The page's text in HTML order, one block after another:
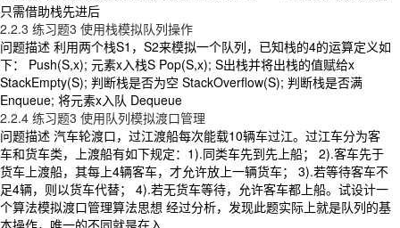
只需借助栈先进后
2.2.3 练习题3 使用栈模拟队列操作
问题描述 利用两个栈S1，S2来模拟一个队列，已知栈的4的运算定义如
下： Push(S,x); 元素x入栈S Pop(S,x); S出栈并将出栈的值赋给x
StackEmpty(S); 判断栈是否为空 StackOverflow(S); 判断栈是否满
Enqueue; 将元素x入队 Dequeue
2.2.4 练习题3 使用队列模拟渡口管理
问题描述 汽车轮渡口，过江渡船每次能载10辆车过江。过江车分为客
车和货车类，上渡船有如下规定：1).同类车先到先上船； 2).客车先于
货车上渡船，其每上4辆客车，才允许放上一辆货车； 3).若等待客车不
足4辆，则以货车代替； 4).若无货车等待，允许客车都上船。试设计一
个算法模拟渡口管理算法思想 经过分析，发现此题实际上就是队列的基
本操作，唯一的不同就是在入